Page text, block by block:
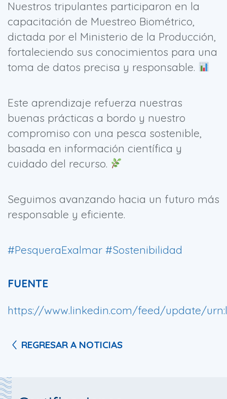
Nuestros tripulantes participaron en la
capacitación de Muestreo Biométrico,
dictada por el Ministerio de la Producción,
fortaleciendo sus conocimientos para una
toma de datos precisa y responsable.
Este aprendizaje refuerza nuestras
buenas prácticas a bordo y nuestro
compromiso con una pesca sostenible,
basada en información científica y
cuidado del recurso.
Seguimos avanzando hacia un futuro más
responsable y eficiente.
#PesqueraExalmar #Sostenibilidad
FUENTE
https://www.linkedin.com/feed/update/
REGRESAR A NOTICIAS